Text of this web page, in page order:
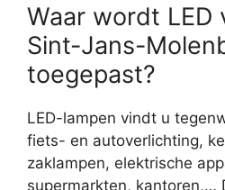
Waar wordt LED
Sint-Jans-
toegepast?
LED-lampen vindt u
fiets- en autoverlichting,
zaklampen, elektrische
supermarkten, kantoren,…